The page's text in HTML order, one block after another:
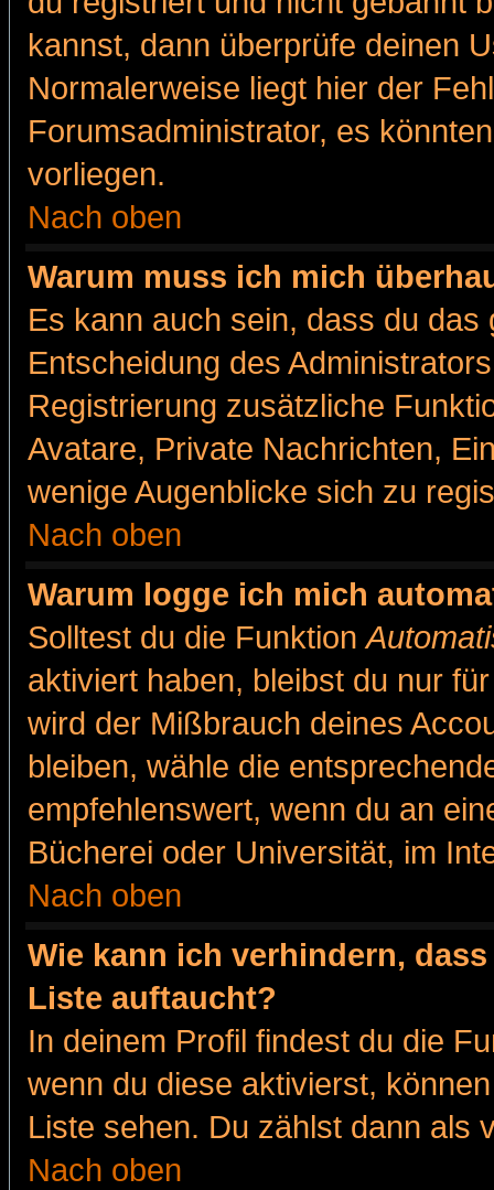
kannst, dann überprüfe deinen
Normalerweise liegt hier der
Forumsadministrator, es
vorliegen.
Nach oben
Warum muss ich mich
Es kann auch sein, dass du
Entscheidung des
Registrierung zusätzliche
Avatare, Private Nachrichten,
wenige Augenblicke sich zu
Nach oben
Warum logge ich mich
Solltest du die Funktion
aktiviert haben, bleibst du nur
wird der Mißbrauch deines
bleiben, wähle die
empfehlenswert, wenn du an
Bücherei oder Universität, im
Nach oben
Wie kann ich verhindern,
Liste auftaucht?
In deinem Profil findest du die
wenn du diese aktivierst,
Liste sehen. Du zählst dann als
Nach oben